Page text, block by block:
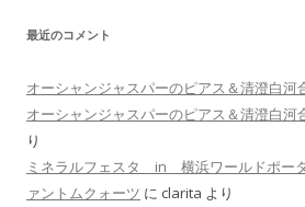
最近のコメント
オーシャンジャスパーのピアス＆清澄白河
オーシャンジャスパーのピアス＆清澄白河
り
ミネラルフェスタ in 横浜ワールドポ
ァントムクォーツ に clarita より